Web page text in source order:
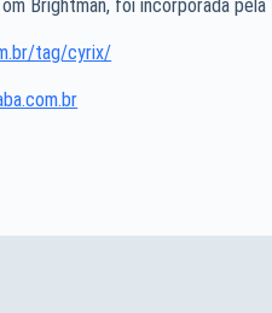
Brightman, foi incorporada
tag/cyrix/